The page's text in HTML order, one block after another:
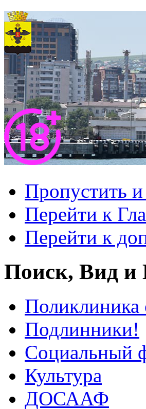
Пропустить
Перейти к
Перейти к
Поиск, Вид и
Поликлиника
Подлинники!
Социальный
Культура
ДОСААФ